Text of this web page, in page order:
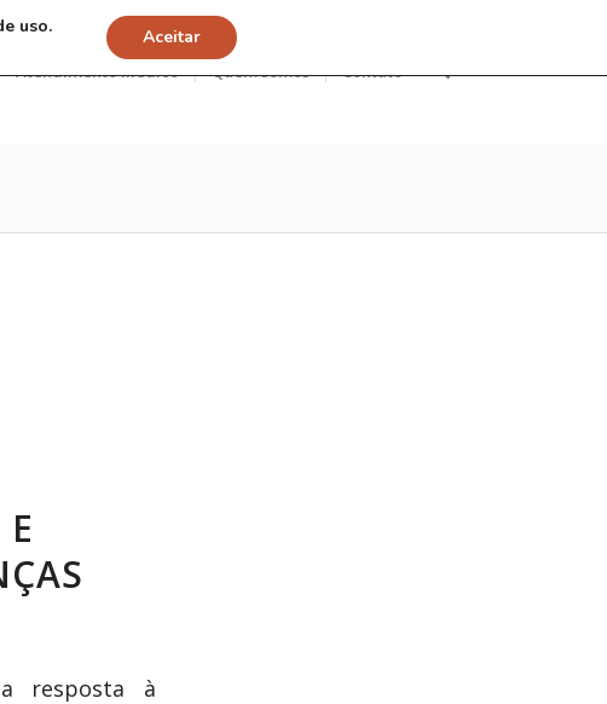
Atendimento Médico Quem somos Contato
resposta à
uso.
Aceitar